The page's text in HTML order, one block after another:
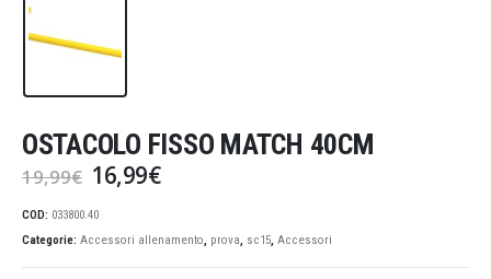
OSTACOLO FISSO MATCH 40CM
19,99€ Il
prezzo
originale
era:
19,99€.
16,99€Il
è:
16,99€.
COD: 033800.40
Categorie: Accessori allenamento, prova, sc15, Accessori